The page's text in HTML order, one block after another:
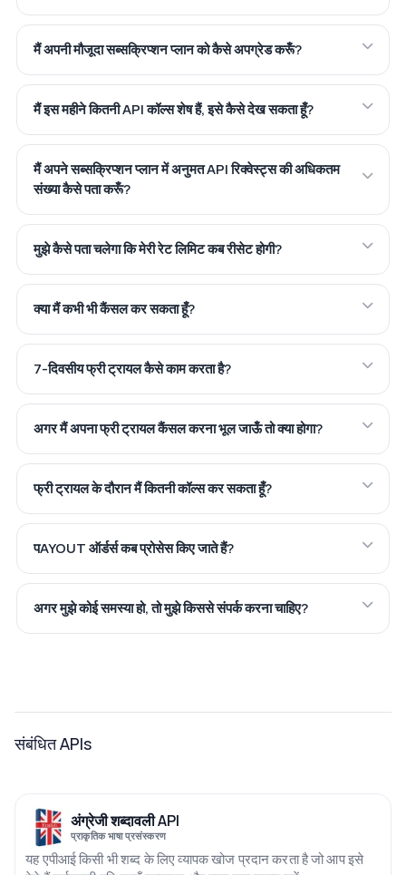
मैं अपनी मौजूदा सब्सक्रिप्शन प्लान को कैसे अपग्रेड करूँ?
मैं इस महीने कितनी API कॉल्स शेष हैं, इसे कैसे देख सकता हूँ?
मैं अपने सब्सक्रिप्शन प्लान में अनुमत API रिक्वेस्ट्स की अधिकतम
संख्या कैसे पता करूँ?
मुझे कैसे पता चलेगा कि मेरी रेट लिमिट कब रीसेट होगी?
क्या मैं कभी भी कैंसल कर सकता हूँ?
7-दिवसीय फ्री ट्रायल कैसे काम करता है?
अगर मैं अपना फ्री ट्रायल कैंसल करना भूल जाऊँ तो क्या होगा?
फ्री ट्रायल के दौरान मैं कितनी कॉल्स कर सकता हूँ?
पAYOUT ऑर्डर्स कब प्रोसेस किए जाते हैं?
अगर मुझे कोई समस्या हो, तो मुझे किससे संपर्क करना चाहिए?
संबंधित APIs
अंग्रेजी शब्दावली API
प्राकृतिक भाषा प्रसंस्करण
यह एपीआई किसी भी शब्द के लिए व्यापक खोज प्रदान करता है जो आप इसे